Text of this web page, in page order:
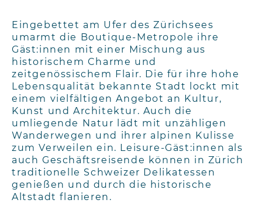
Eingebettet am Ufer des Zürichsees
umarmt die Boutique-Metropole ihre
Gäst:innen mit einer Mischung aus
historischem Charme und
zeitgenössischem Flair. Die für ihre hohe
Lebensqualität bekannte Stadt lockt mit
einem vielfältigen Angebot an Kultur,
Kunst und Architektur. Auch die
umliegende Natur lädt mit unzähligen
Wanderwegen und ihrer alpinen Kulisse
zum Verweilen ein. Leisure-Gäst:innen als
auch Geschäftsreisende können in Zürich
traditionelle Schweizer Delikatessen
genießen und durch die historische
Altstadt flanieren.